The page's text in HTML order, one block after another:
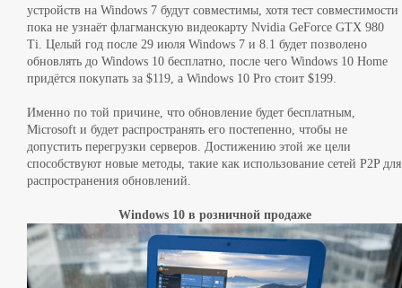
устройств на Windows 7 будут совместимы, хотя тест совместимости
пока не узнаёт флагманскую видеокарту Nvidia GeForce GTX 980
Ti. Целый год после 29 июля Windows 7 и 8.1 будет позволено
обновлять до Windows 10 бесплатно, после чего Windows 10 Home
придётся покупать за $119, а Windows 10 Pro стоит $199.
Именно по той причине, что обновление будет бесплатным,
Microsoft и будет распространять его постепенно, чтобы не
допустить перегрузки серверов. Достижению этой же цели
способствуют новые методы, такие как использование сетей P2P для
распространения обновлений.
Windows 10 в розничной продаже